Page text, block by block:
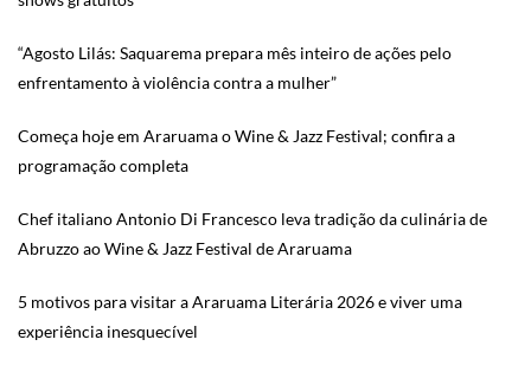
“Agosto Lilás: Saquarema prepara mês inteiro de ações pelo
enfrentamento à violência contra a mulher”
Começa hoje em Araruama o Wine & Jazz Festival; confira a
programação completa
Chef italiano Antonio Di Francesco leva tradição da culinária de
Abruzzo ao Wine & Jazz Festival de Araruama
5 motivos para visitar a Araruama Literária 2026 e viver uma
experiência inesquecível